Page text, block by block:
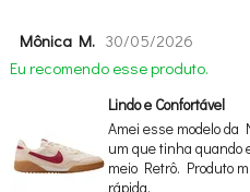
Mônica M. 30/05/2026
Eu recomendo esse produto.
Lindo e Confortável
Amei esse modelo da
um que tinha quando
meio Retrô. Produto
rápida.